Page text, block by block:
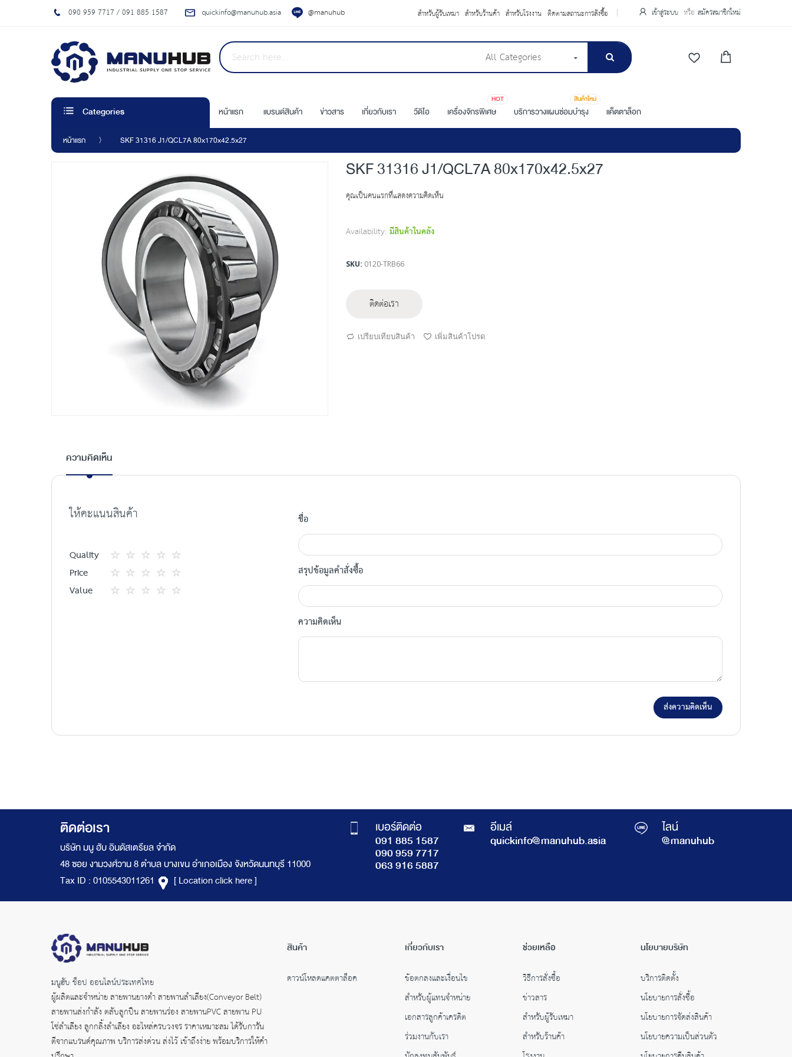
090 959 7717 / 091 885 1587 quickinfo@manuhub.asia @manuhub สำหรับผู้รับเหมา สำหรับร้านค้า สำหรับโรงงาน ติดตามสถานะการสั่งซื้อ เข้าสู่ระบบ สมัครสมาชิกใหม่
All Categories
Categories หน้าแรก แบรนด์สินค้า ข่าวสาร เกี่ยวกับเรา วีดิโอ เครื่องจักรพิเศษ
HOT
บริการวางแผนซ่อมบำรุง
สินค้าใหม่
แค็ตตาล็อก
หน้าแรก SKF 31316 J1/QCL7A 80x170x42.5x27
beginning
of
images
gallery
SKF 31316 J1/QCL7A 80x170x42.5x27
คุณเป็นคนแรกที่แสดงความคิดเห็น
Availability: มีสินค้าในคลัง
SKU 0120-TRB66
ติดต่อเรา
เปรียบเทียบสินค้า เพิ่มสินค้าโปรด
ความคิดเห็น
ให้คะแนนสินค้า
Quality
1
star
2
ดาว
3
ดาว
4
ดาว
5
ดาว
Price
1
2
3
4
5
Value
ชื่อ
สรุปข้อมูลคำสั่งซื้อ
ความคิดเห็น
ส่งความคิดเห็น
ติดต่อเรา
บริษัท มนู ฮับ อินดัสเตรียล จำกัด
48 ซอย งามวงศ์วาน 8 ตำบล บางเขน อำเภอเมือง จังหวัดนนทบุรี 11000
Tax ID : 0105543011261
[ Location click here ]
เบอร์ติดต่อ
091 885 1587
090 959 7717
063 916 5887
อีเมล์
quickinfo@manuhub.asia
ไลน์
@manuhub
มนูฮับ ช็อป ออนไลน์ประเทศไทย
ผู้ผลิตและจำหน่ายสายพานยางดำสายพานลำเลียง(Conveyor Belt)
สายพานส่งกำลังตลับลูกปืน สายพานร่อง สายพานPVC สายพาน PU
โซ่ลำเลียง ลูกกลิ้งลำเลียง อะไหล่ครบวงจร ราคาเหมาะสม ได้รับการัน
ตีจากแบรนด์คุณภาพ บริการส่งด่วน ส่งไว้ เข้าถึงง่าย พร้อมบริการให้คำ
สินค้า
ดาวน์โหลดแคตตาล็อค
เกี่ยวกับเรา
ข้อตกลงและเงื่อนไข
สำหรับผู้แทนจำหน่าย
เอกสารลูกค้าเครดิต
ร่วมงานกับเรา
ช่วยเหลือ
วิธีการสั่งซื้อ
ข่าวสาร
สำหรับผู้รับเหมา
สำหรับร้านค้า
นโยบายบริษัท
บริการติดตั้ง
นโยบายการสั่งซื้อ
นโยบายการจัดส่งสินค้า
นโยบายความเป็นส่วนตัว